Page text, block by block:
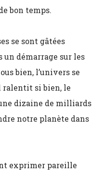
bon temps.
se sont gâtées
un démarrage sur les
bien, l’univers se
ralentit si bien, le
dizaine de milliards
notre planète dans
exprimer pareille